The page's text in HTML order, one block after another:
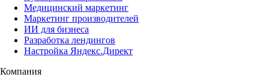
Медицинский маркетинг
Маркетинг производителей
ИИ для бизнеса
Разработка лендингов
Настройка Яндекс.Директ
Компания